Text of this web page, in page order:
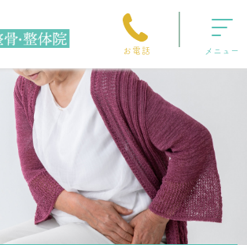
お電話 メニュー